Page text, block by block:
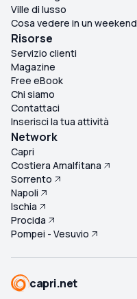
Ville di lusso
Cosa vedere in un weekend
Risorse
Servizio clienti
Magazine
Free eBook
Chi siamo
Contattaci
Inserisci la tua attività
Network
Capri
Costiera Amalfitana
Sorrento
Napoli
Ischia
Procida
Pompei - Vesuvio
capri.net